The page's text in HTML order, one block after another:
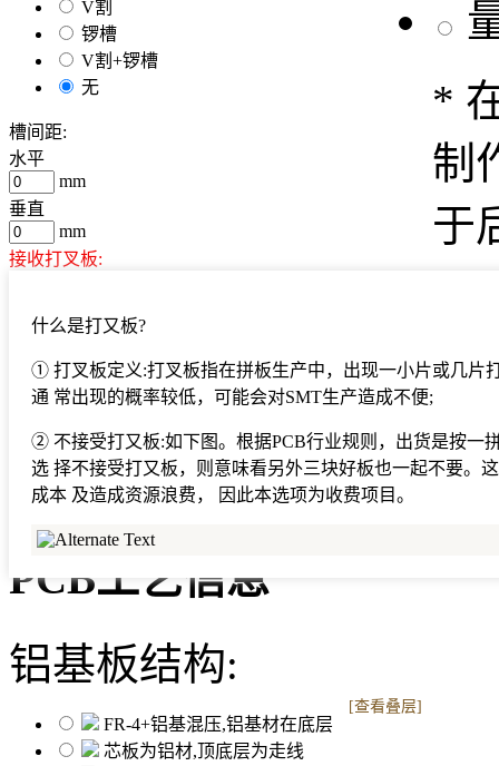
V割
锣槽
V割+锣槽
无
槽间距:
水平
mm
垂直
mm
接收打叉板:
什么是打又板?
① 打叉板定义:打叉板指在拼板生产中，出现一小片或几片
通 常出现的概率较低，可能会对SMT生产造成不便;
② 不接受打又板:如下图。根据PCB行业规则，出货是按一
选 择不接受打又板，则意味看另外三块好板也一起不要。
成本 及造成资源浪费， 因此本选项为收费项目。
否
拼版信息示例缩放比例：/1
确定
*
制
于
样
验
延
PCB工艺信息
铝基板结构:
FR-4+铝基混压,铝基材在底层
芯板为铝材,顶底层为走线
[查看叠层]